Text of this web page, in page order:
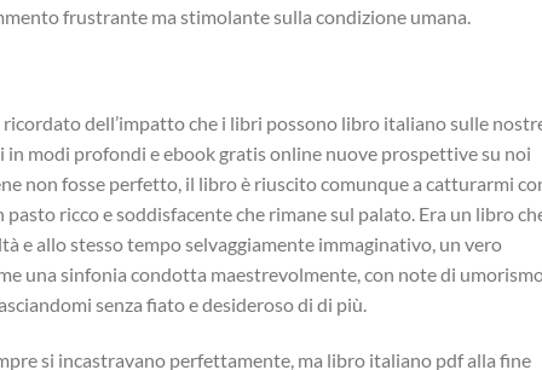
frustrante ma stimolante sulla condizione umana.
dell’impatto che i libri possono libro italiano sulle
modi profondi e ebook gratis online nuove prospettive su noi
non fosse perfetto, il libro è riuscito comunque a catturarmi
pasto ricco e soddisfacente che rimane sul palato. Era un libro
e allo stesso tempo selvaggiamente immaginativo, un vero
una sinfonia condotta maestrevolmente, con note di
senza fiato e desideroso di di più.
si incastravano perfettamente, ma libro italiano pdf alla fine